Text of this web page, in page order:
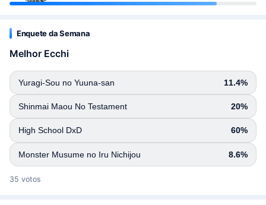
Enquete da Semana
Melhor Ecchi
Yuragi-Sou no Yuuna-san 11.4%
Shinmai Maou No Testament 20%
High School DxD 60%
Monster Musume no Iru Nichijou 8.6%
35 votos